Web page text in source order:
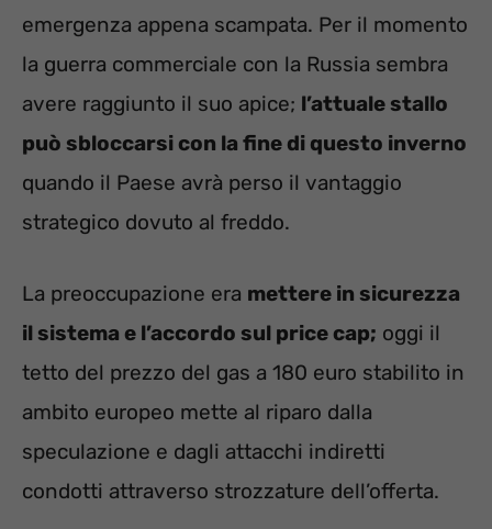
emergenza appena scampata. Per il momento
la guerra commerciale con la Russia sembra
avere raggiunto il suo apice; l’attuale stallo
può sbloccarsi con la fine di questo inverno
quando il Paese avrà perso il vantaggio
strategico dovuto al freddo.
La preoccupazione era mettere in sicurezza
il sistema e l’accordo sul price cap; oggi il
tetto del prezzo del gas a 180 euro stabilito in
ambito europeo mette al riparo dalla
speculazione e dagli attacchi indiretti
condotti attraverso strozzature dell’offerta.